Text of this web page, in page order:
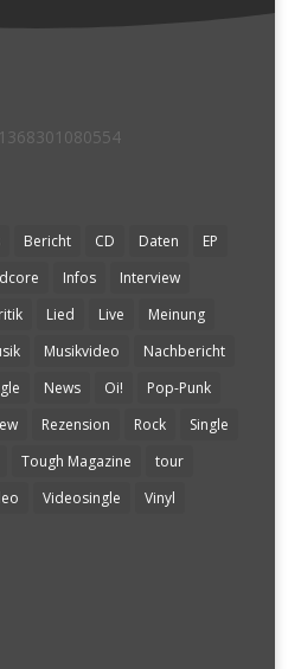
Bericht CD Daten
EP
Infos
Interview
Lied Live
Meinung
Musikvideo
Nachbericht
News Oi!
Pop-Punk
Rezension Rock
Single
Tough Magazine
tour
Videosingle
Vinyl